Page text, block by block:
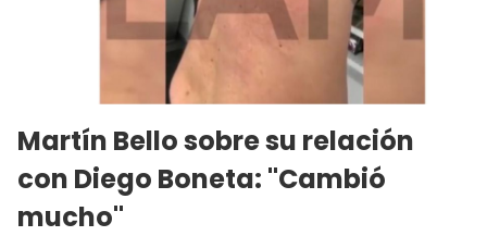
Martín Bello sobre su relación
con Diego Boneta: "Cambió
mucho"